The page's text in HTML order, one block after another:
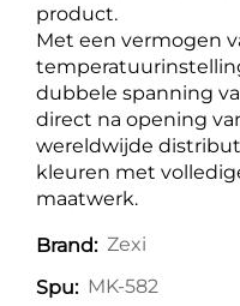
product.
Met een vermogen
dubbele spanning
direct na opening
wereldwijde
kleuren met
maatwerk.
Brand: Zexi
Spu: MK-582